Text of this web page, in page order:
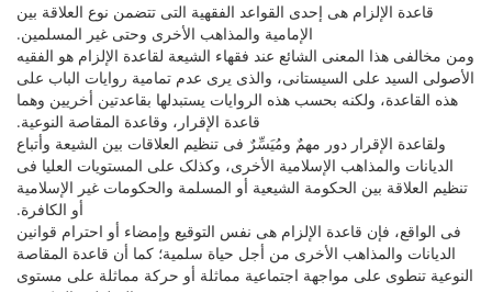
قاعدة الإلزام هی إحدى القواعد الفقهیة التی تتضمن نوع العلاقة بین
الإمامیة والمذاهب الأخرى وحتى غیر المسلمین.
ومن مخالفی هذا المعنى الشائع عند فقهاء الشیعة لقاعدة الإلزام هو الفقیه
الأصولی السید علی السیستانی، والذی یرى عدم تمامیة روایات الباب على
هذه القاعدة، ولکنه بحسب هذه الروایات یستبدلها بقاعدتین أخریین وهما
قاعدة الإقرار، وقاعدة المقاصة النوعیة.
ولقاعدة الإقرار دور مهمٌ ومُیَسِّرٌ فی تنظیم العلاقات بین الشیعة وأتباع
الدیانات والمذاهب الإسلامیة الأخرى، وکذلک على المستویات العلیا فی
تنظیم العلاقة بین الحکومة الشیعیة أو المسلمة والحکومات غیر الإسلامیة
أو الکافرة.
فی الواقع، فإن قاعدة الإلزام هی نفس التوقیع وإمضاء أو احترام قوانین
الدیانات والمذاهب الأخرى من أجل حیاة سلمیة؛ کما أن قاعدة المقاصة
النوعیة تنطوی على مواجهة اجتماعیة مماثلة أو حرکة مماثلة على مستوى